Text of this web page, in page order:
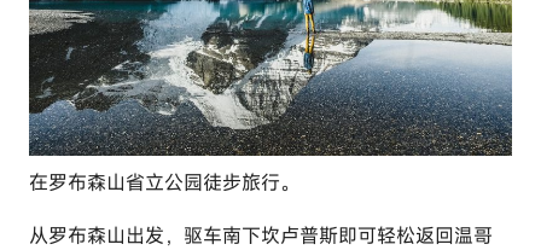
在罗布森山省立公园徒步旅行。
从罗布森山出发，驱车南下坎卢普斯即可轻松返回温哥